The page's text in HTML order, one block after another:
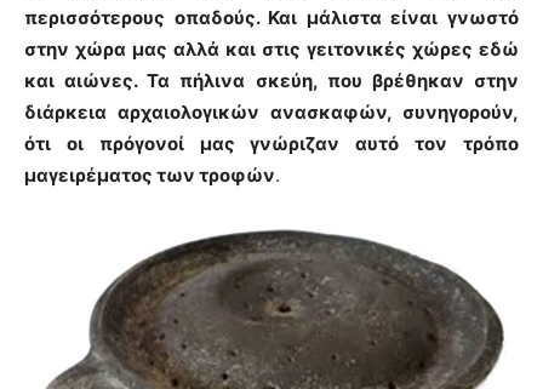
περισσότερους οπαδούς. Και μάλιστα είναι γνωστό
στην χώρα μας αλλά και στις γειτονικές χώρες εδώ
και αιώνες.Τα πήλινα σκεύη, που βρέθηκαν στην
διάρκεια αρχαιολογικών ανασκαφών, συνηγορούν,
ότι οι πρόγονοί μας γνώριζαν αυτό τον τρόπο
μαγειρέματος των τροφών.